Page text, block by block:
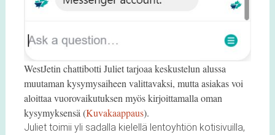
WestJetin chattibotti Juliet tarjoaa keskustelun alussa
muutaman kysymysaiheen valittavaksi, mutta asiakas voi
aloittaa vuorovaikutuksen myös kirjoittamalla oman
kysymyksensä (Kuvakaappaus).
Juliet toimii yli sadalla kielellä lentoyhtiön kotisivuilla,